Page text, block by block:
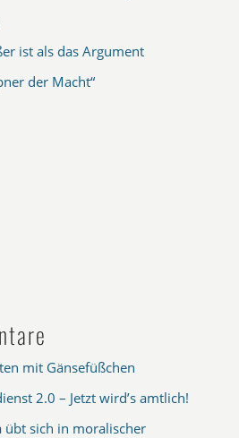
ist als das Argument
der Macht“
mit Gänsefüßchen
2.0 – Jetzt wird’s amtlich!
übt sich in moralischer